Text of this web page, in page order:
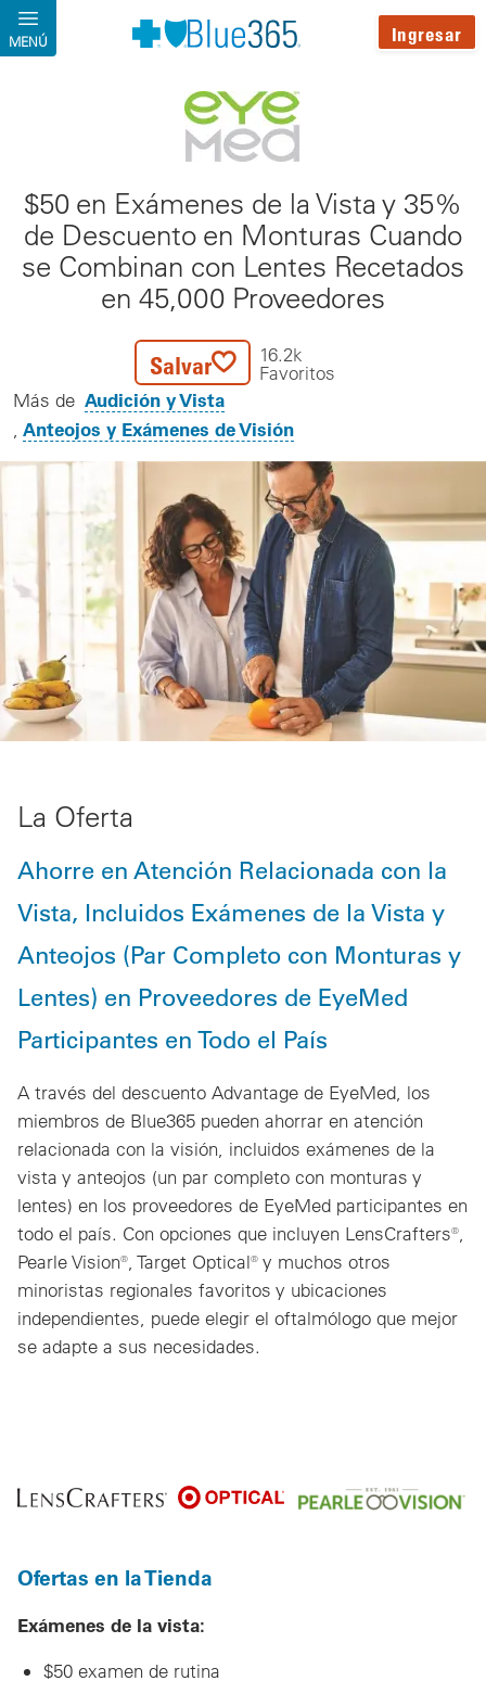
Pasar al contenido principal
MENÚ Ingresar
$50 en Exámenes de la Vista y 35%
de Descuento en Monturas Cuando
se Combinan con Lentes Recetados
en 45,000 Proveedores
Salvar
16.2k
Favoritos
Más de Audición y Vista
Anteojos y Exámenes de Visión
La Oferta
Ahorre en Atención Relacionada con la
Vista, Incluidos Exámenes de la Vista y
Anteojos (Par Completo con Monturas y
Lentes) en Proveedores de EyeMed
Participantes en Todo el País
A través del descuento Advantage de EyeMed, los
miembros de Blue365 pueden ahorrar en atención
relacionada con la visión, incluidos exámenes de la
vista y anteojos (un par completo con monturas y
lentes) en los proveedores de EyeMed participantes en
todo el país. Con opciones que incluyen LensCrafters®,
Pearle Vision®, Target Optical® y muchos otros
minoristas regionales favoritos y ubicaciones
independientes, puede elegir el oftalmólogo que mejor
se adapte a sus necesidades.
Ofertas en la Tienda
Exámenes de la vista:
$50 examen de rutina